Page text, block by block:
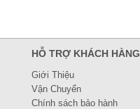
HỖ TRỢ KHÁCH HÀNG
Giới Thiệu
Vận Chuyển
Chính sách bảo hành